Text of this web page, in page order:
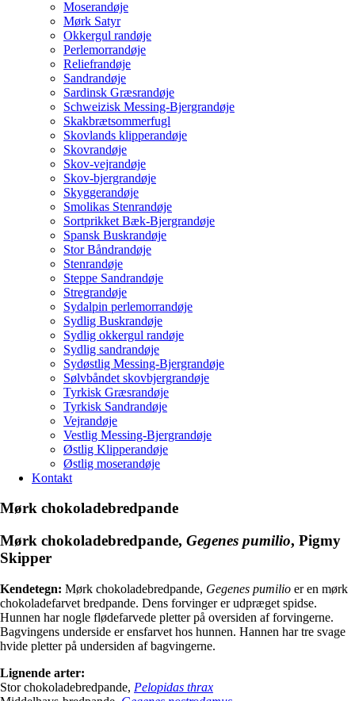
Moserandøje
Mørk Satyr
Okkergul randøje
Perlemorrandøje
Reliefrandøje
Sandrandøje
Sardinsk Græsrandøje
Schweizisk Messing-Bjergrandøje
Skakbrætsommerfugl
Skovlands klipperandøje
Skovrandøje
Skov-vejrandøje
Skov-bjergrandøje
Skyggerandøje
Smolikas Stenrandøje
Sortprikket Bæk-Bjergrandøje
Spansk Buskrandøje
Stor Båndrandøje
Stenrandøje
Steppe Sandrandøje
Stregrandøje
Sydalpin perlemorrandøje
Sydlig Buskrandøje
Sydlig okkergul randøje
Sydlig sandrandøje
Sydøstlig Messing-Bjergrandøje
Sølvbåndet skovbjergrandøje
Tyrkisk Græsrandøje
Tyrkisk Sandrandøje
Vejrandøje
Vestlig Messing-Bjergrandøje
Østlig Klipperandøje
Østlig moserandøje
Kontakt
Mørk chokoladebredpande
Mørk chokoladebredpande, Gegenes pumilio, Pigmy
Skipper
Kendetegn: Mørk chokoladebredpande, Gegenes pumilio er en mørk
chokoladefarvet bredpande. Dens forvinger er udpræget spidse.
Hunnen har nogle flødefarvede pletter på oversiden af forvingerne.
Bagvingens underside er ensfarvet hos hunnen. Hannen har tre svage
hvide pletter på undersiden af bagvingerne.
Lignende arter:
Stor chokoladebredpande, Pelopidas thrax